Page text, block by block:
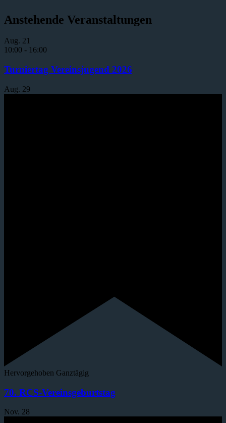
Anstehende Veranstaltungen
Aug. 21
10:00 - 16:00
Turniertag Vereinsjugend 2026
Aug. 29
Hervorgehoben Ganztägig
70. RCS-Vereinsgeburtstag
Nov. 28